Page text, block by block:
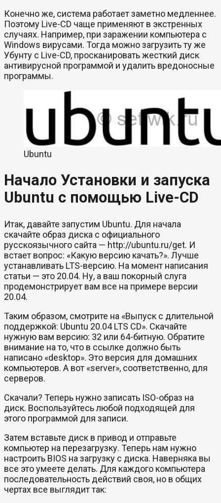
Конечно же, система работает заметно медленнее.
Поэтому Live-CD чаще применяют в экстренных
случаях. Например, при заражении компьютера с
Windows вирусами. Тогда можно загрузить ту же
Убунту с Live-CD, просканировать жесткий диск
антивирусной программой и удалить вредоносные
программы.
Ubuntu
Начало Установки и запуска
Ubuntu с помощью Live-CD
Итак, давайте запустим Ubuntu. Для начала
скачайте образ диска с официального
русскоязычного сайта — http://ubuntu.ru/get. И
встает вопрос: «Какую версию качать?». Лучше
устанавливать LTS-версию. На момент написания
статьи — это 20.04. Ну, а ваш покорный слуга
продемонстрирует вам все на примере версии
20.04.
Таким образом, смотрите на «Выпуск с длительной
поддержкой: Ubuntu 20.04 LTS CD». Скачайте
нужную вам версию: 32 или 64-битную. Обратите
внимание на то, что в ссылке должно быть
написано «desktop». Это версия для домашних
компьютеров. А вот «server», соответственно, для
серверов.
Скачали? Теперь нужно записать ISO-образ на
диск. Воспользуйтесь любой подходящей для
этого программой для записи.
Затем вставьте диск в привод и отправьте
компьютер на перезагрузку. Теперь нам нужно
настроить BIOS на загрузку с диска. Наверняка вы
все это умеете делать. Для каждого компьютера
последовательность действий своя, но в общих
чертах все выглядит так: